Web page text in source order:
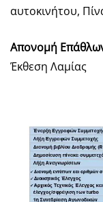
αυτοκινήτου,
Απονομή
Έκθεση Λαμίας